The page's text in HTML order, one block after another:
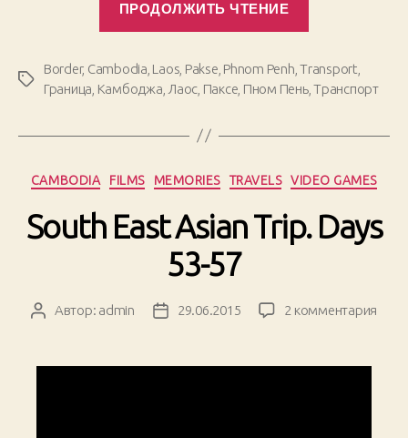
ПРОДОЛЖИТЬ ЧТЕНИЕ
Asian
Trip.
Days
58-
Метки
Border, Cambodia Laos Pakse Phnom Penh ,Transport
Граница Камбоджа Лаос Паксе Пном Пень,Транспорт
Рубрики
CAMBODIA FILMS MEMORIES TRAVELS VIDEO GAMES
South East Asian Trip. Days
53-57
АвторАвтор: admin
Дата29.06.2015 2 комментария